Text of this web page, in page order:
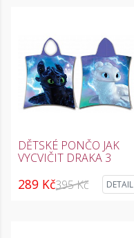
DĚTSKÉ PONČO JAK
VYCVIČIT DRAKA 3
289 Kč395 Kč DETAIL